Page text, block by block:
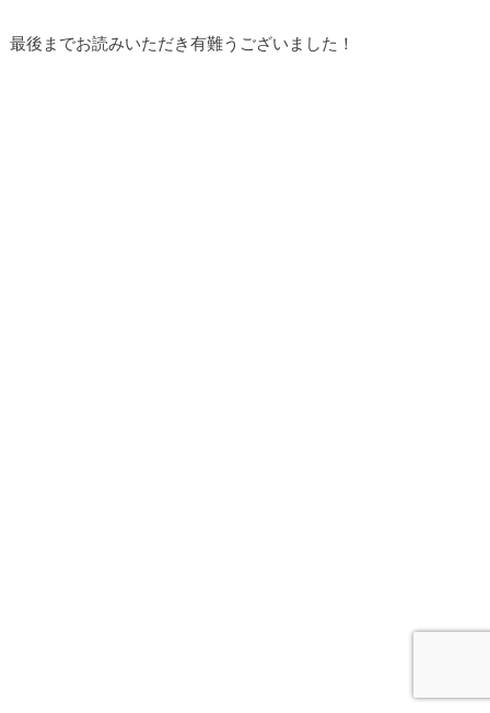
最後までお読みいただき有難うございました！